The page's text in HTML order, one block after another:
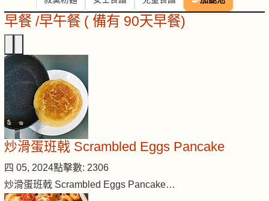
早餐 /早午餐 ( 備有 90天早餐)
炒滑蛋班戟 Scrambled Eggs Pancake
四 05, 2024點擊數: 2306
炒滑蛋班戟 Scrambled Eggs Pancake…